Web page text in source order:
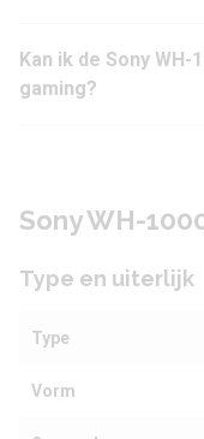
Kan ik de Sony
gaming?
Sony WH-
Type en uiterlijk
Type
Vorm